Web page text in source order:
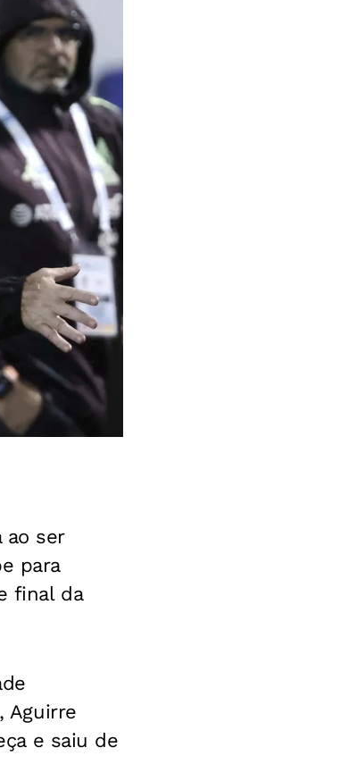
ao ser
para
final da
Aguirre
e saiu de